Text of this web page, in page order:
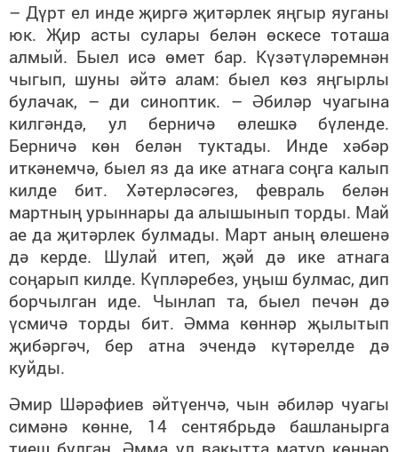
– Дүрт ел инде җиргә җитәрлек яңгыр яуганы
юк. Җир асты сулары белән өскесе тоташа
алмый. Быел исә өмет бар. Күзәтүләремнән
чыгып, шуны әйтә алам: быел көз яңгырлы
булачак, – ди синоптик. – Әбиләр чуагына
килгәндә, ул берничә өлешкә бүленде.
Берничә көн белән туктады. Инде хәбәр
иткәнемчә, быел яз да ике атнага соңга калып
килде бит. Хәтерләсәгез, февраль белән
мартның урыннары да алышынып торды. Май
ае да җитәрлек булмады. Март аның өлешенә
дә керде. Шулай итеп, җәй дә ике атнага
соңарып килде. Күпләребез, уңыш булмас, дип
борчылган иде. Чынлап та, быел печән дә
үсмичә торды бит. Әмма көннәр җылытып
җибәргәч, бер атна эчендә күтәрелде дә
куйды.
Әмир Шәрәфиев әйтүенчә, чын әбиләр чуагы
симәнә көнне, 14 сентябрьдә башланырга